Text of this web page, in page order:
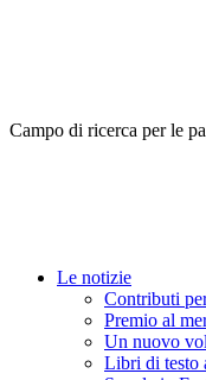
Campo di ricerca per le
Le notizie
Contributi
Premio al
Un nuovo
Libri di testo